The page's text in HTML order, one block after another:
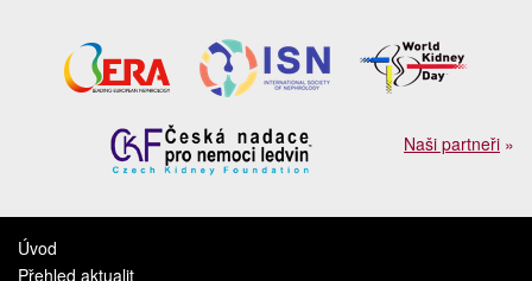
Naši partneři »
Úvod
Přehled aktualit